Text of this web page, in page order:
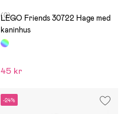
(0)
LEGO Friends 30722 Hage med
kaninhus
45 kr
-24%